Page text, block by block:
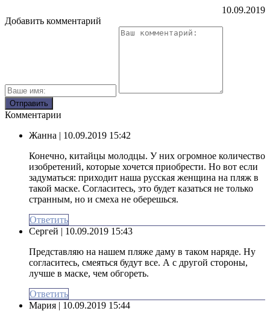
10.09.2019
Добавить комментарий
Комментарии
Жанна | 10.09.2019 15:42
Конечно, китайцы молодцы. У них огромное количество
изобретений, которые хочется приобрести. Но вот если
задуматься: приходит наша русская женщина на пляж в
такой маске. Согласитесь, это будет казаться не только
странным, но и смеха не оберешься.
Ответить
Сергей | 10.09.2019 15:43
Представляю на нашем пляже даму в таком наряде. Ну
согласитесь, смеяться будут все. А с другой стороны,
лучше в маске, чем обгореть.
Ответить
Мария | 10.09.2019 15:44